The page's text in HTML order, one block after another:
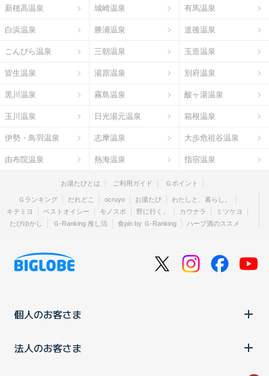
新穂高温泉 城崎温泉 有馬温泉
白浜温泉 勝浦温泉 道後温泉
こんぴら温泉 三朝温泉 玉造温泉
皆生温泉 湯原温泉 別府温泉
黒川温泉 霧島温泉 酸ヶ湯温泉
玉川温泉 日光湯元温泉 箱根温泉
伊勢・鳥羽温泉 志摩温泉 大歩危祖谷温泉
由布院温泉 熱海温泉 指宿温泉
お湯たびとは ご利用ガイド Ｇポイント
Ｇランキング だれどこ ocruyo お湯たび
わたしと、暮らし。
キテミヨ
ベストオイシー モノスポ 野に行く。 カウナラ
ミツケヨ
たびゆかし
Ｇ-Ranking 推し活 食pin by Ｇ-Ranking ハーブ酒のススメ
個人のお客さま
法人のお客さま